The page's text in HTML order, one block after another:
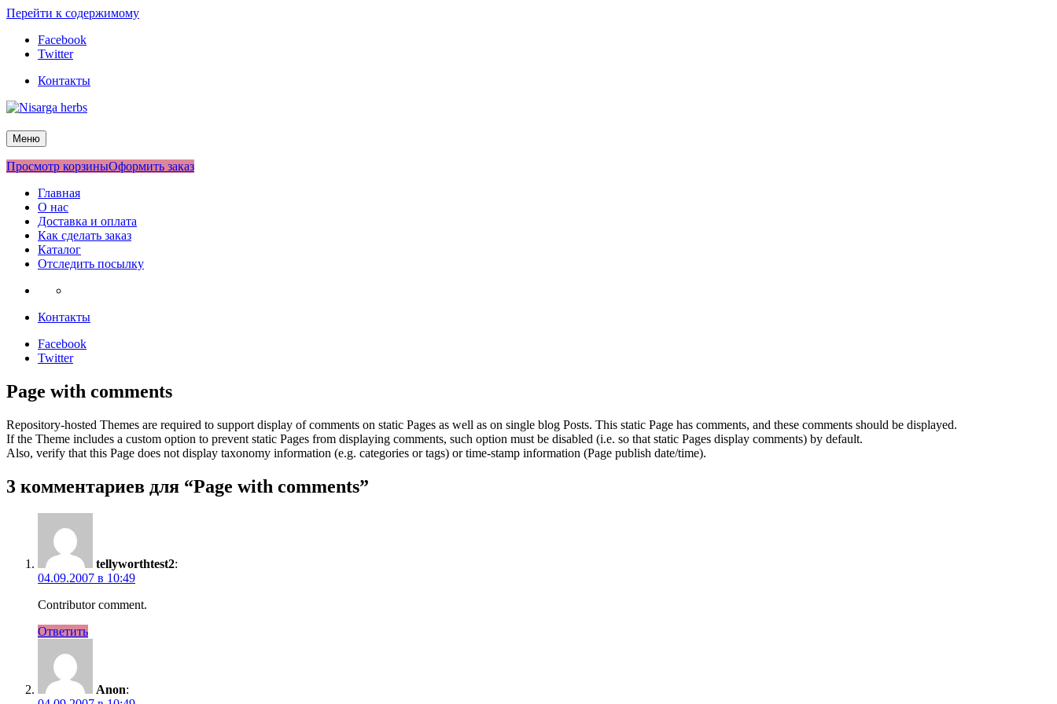
Перейти к содержимому
Facebook
Twitter
Контакты
Nisarga herbs
Меню
Просмотр корзиныОформить заказ
Главная
О нас
Доставка и оплата
Как сделать заказ
Каталог
Отследить посылку
Контакты
Facebook
Twitter
Page with comments
Repository-hosted Themes are required to support display of comments on static Pages as well as on single blog Posts. This static Page has comments, and these comments should be displayed.
If the Theme includes a custom option to prevent static Pages from displaying comments, such option must be disabled (i.e. so that static Pages display comments) by default.
Also, verify that this Page does not display taxonomy information (e.g. categories or tags) or time-stamp information (Page publish date/time).
3 комментариев для “Page with comments”
tellyworthtest2:
04.09.2007 в 10:49
Contributor comment.
Ответить
Anon: